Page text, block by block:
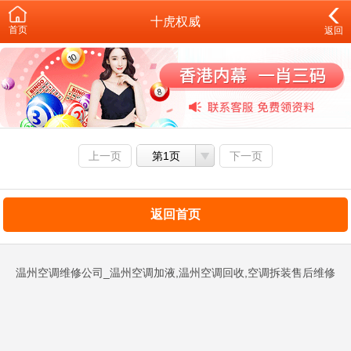
首页
十虎权威
返回
上一页 第1页 下一页
返回首页
温州空调维修公司_温州空调加液,温州空调回收,空调拆装售后维修